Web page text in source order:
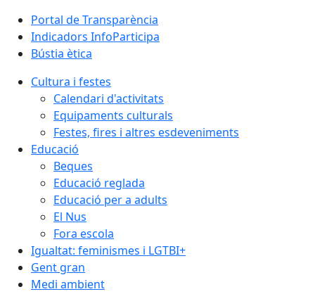
Portal de Transparència
Indicadors InfoParticipa
Bústia ètica
Cultura i festes
Calendari d'activitats
Equipaments culturals
Festes, fires i altres esdeveniments
Educació
Beques
Educació reglada
Educació per a adults
El Nus
Fora escola
Igualtat: feminismes i LGTBI+
Gent gran
Medi ambient